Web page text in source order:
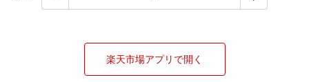
楽天市場アプリで開く